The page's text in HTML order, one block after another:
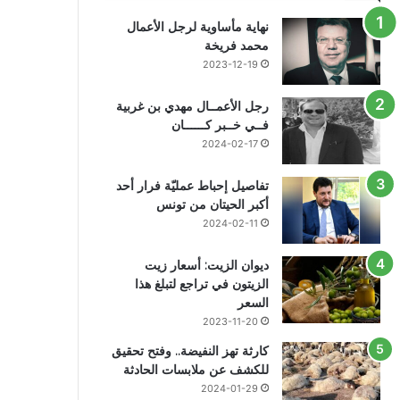
نهاية مأساوية لرجل الأعمال
محمد فريخة
2023-12-19
رجل الأعمــال مهدي بن غربية
فــي خــبر كــــــان
2024-02-17
تفاصيل إحباط عمليّة فرار أحد
أكبر الحيتان من تونس
2024-02-11
ديوان الزيت: أسعار زيت
الزيتون في تراجع لتبلغ هذا
السعر
2023-11-20
كارثة تهز النفيضة.. وفتح تحقيق
للكشف عن ملابسات الحادثة
2024-01-29